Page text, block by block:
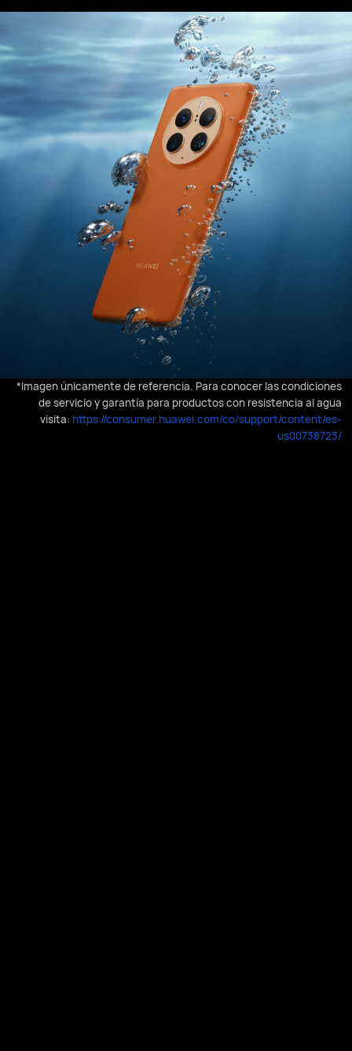
*Imagen únicamente de referencia. Para conocer las condiciones
de servicio y garantía para productos con resistencia al agua
visita: https://consumer.huawei.com/co/support/content/es-
us00738723/